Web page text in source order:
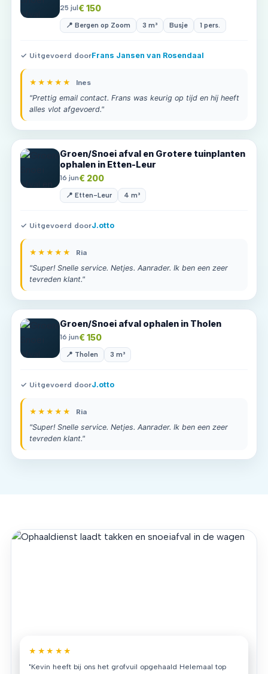
25 jul € 150
📍 Bergen op Zoom 3 m³ Busje 1 pers.
✓ Uitgevoerd doorFrans Jansen van Rosendaal
★★★★★ Ines
"Prettig email contact. Frans was keurig op tijd en hij heeft
alles vlot afgevoerd."
Groen/Snoei afval en Grotere tuinplanten
ophalen in Etten-Leur
16 jun€ 200
📍 Etten-Leur 4 m³
✓ Uitgevoerd doorJ.otto
★★★★★ Ria
"Super! Snelle service. Netjes. Aanrader. Ik ben een zeer
tevreden klant."
Groen/Snoei afval ophalen in Tholen
16 jun€ 150
📍 Tholen 3 m³
✓ Uitgevoerd doorJ.otto
★★★★★ Ria
"Super! Snelle service. Netjes. Aanrader. Ik ben een zeer
tevreden klant."
★★★★★
"Kevin heeft bij ons het grofvuil opgehaald Helemaal top